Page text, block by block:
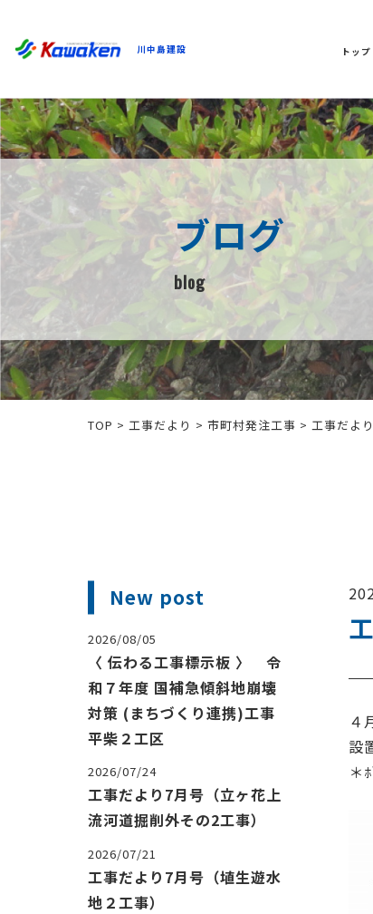
川中島建設 トップ
ブログ
blog
TOP > 工事だより > 市町村発注工事 > 工事だよ
４
設
＊
New post
2026/08/05
〈 伝わる工事標示板 〉 令
和７年度 国補急傾斜地崩壊
対策 (まちづくり連携)工事
平柴２工区
2026/07/24
工事だより7月号（立ヶ花上
流河道掘削外その2工事）
2026/07/21
工事だより7月号（埴生遊水
地２工事）